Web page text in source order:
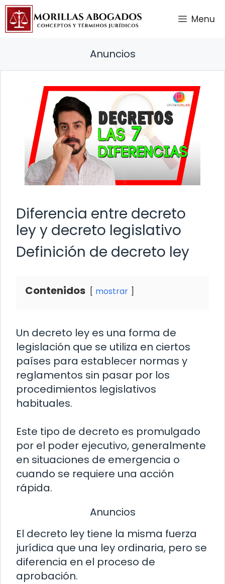
Saltar
contenido
Menu
Anuncios
Diferencia entre decreto
ley y decreto legislativo
Definición de decreto ley
Contenidos mostrar
Un decreto ley es una forma de
legislación que se utiliza en ciertos
países para establecer normas y
reglamentos sin pasar por los
procedimientos legislativos
habituales.
Este tipo de decreto es promulgado
por el poder ejecutivo, generalmente
en situaciones de emergencia o
cuando se requiere una acción
rápida.
Anuncios
El decreto ley tiene la misma fuerza
jurídica que una ley ordinaria, pero se
diferencia en el proceso de
aprobación.